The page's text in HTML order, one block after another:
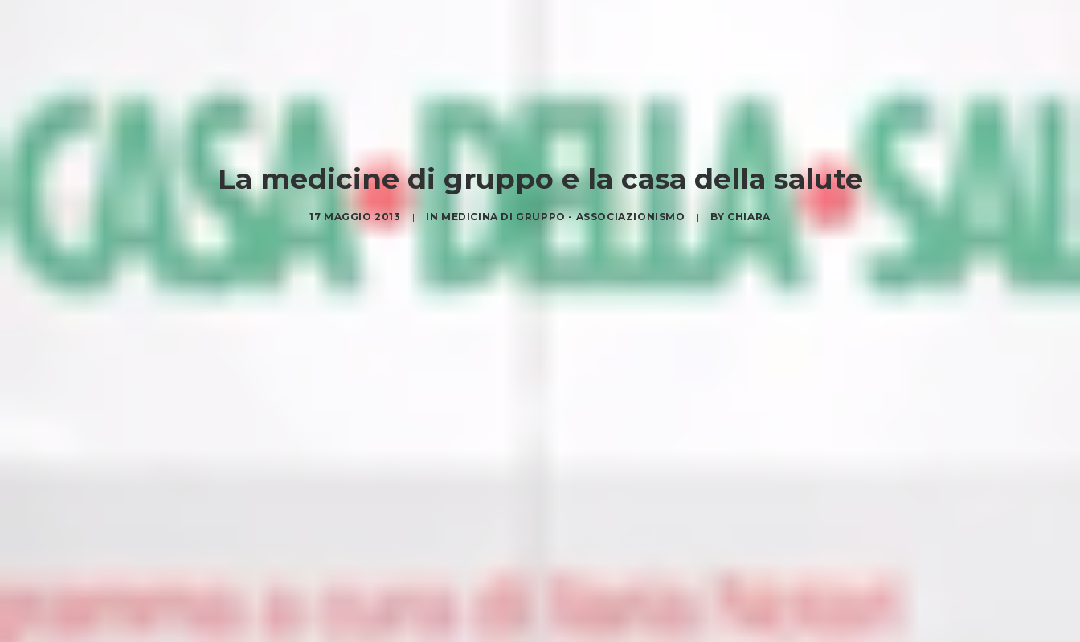
La medicine di gruppo e la casa della salute
17 MAGGIO 2013 | IN MEDICINA DI GRUPPO - ASSOCIAZIONISMO | BY CHIARA